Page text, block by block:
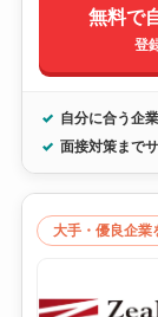
無料で
登
自分に合う企
面接対策まで
大手・優良企業